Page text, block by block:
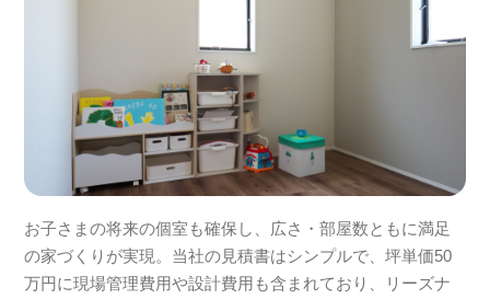
お子さまの将来の個室も確保し、広さ・部屋数ともに満足
の家づくりが実現。当社の見積書はシンプルで、坪単価50
万円に現場管理費用や設計費用も含まれており、リーズナ